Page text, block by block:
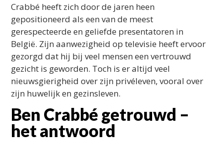
Crabbé heeft zich door de jaren heen
gepositioneerd als een van de meest
gerespecteerde en geliefde presentatoren in
België. Zijn aanwezigheid op televisie heeft ervoor
gezorgd dat hij bij veel mensen een vertrouwd
gezicht is geworden. Toch is er altijd veel
nieuwsgierigheid over zijn privéleven, vooral over
zijn huwelijk en gezinsleven.
Ben Crabbé getrouwd –
het antwoord